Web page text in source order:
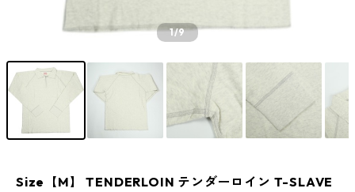
1/9
Size【M】 TENDERLOIN テンダーロイン T-SLAVE